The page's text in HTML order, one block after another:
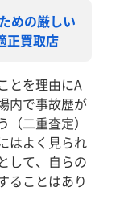
めの厳しい
正買取店
とを理由にA
内で事故歴が
二重査定）
はよく見られ
して、自らの
ることはあり